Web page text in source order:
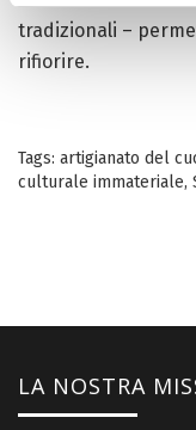
tradizionali –
rifiorire.
Tags: artigianato del
culturale immateriale,
LA NOSTRA